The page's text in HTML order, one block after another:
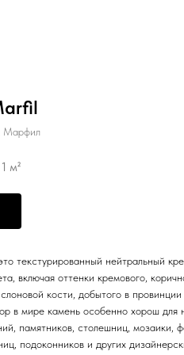
Марфил
1 м²
текстурированный нейтральный
включая оттенки кремового,
кости, добытого в
в мире камень особенно хорош для
памятников, столешниц, мозаики,
подоконников и других